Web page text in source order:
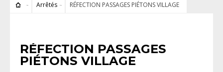
Arrêtés RÉFECTION PASSAGES PIÉTONS VILLAGE
RÉFECTION PASSAGES
PIÉTONS VILLAGE